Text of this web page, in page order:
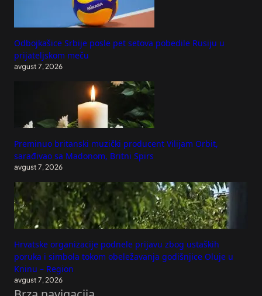
Odbojkašice Srbije posle pet setova pobedile Rusiju u
prijateljskom meču
avgust 7, 2026
Preminuo britanski muzički producent Vilijam Orbit,
sarađivao sa Madonom, Britni Spirs
avgust 7, 2026
Hrvatske organizacije podnele prijavu zbog ustaških
poruka i simbola tokom obeležavanja godišnjice Oluje u
Kninu – Region
avgust 7, 2026